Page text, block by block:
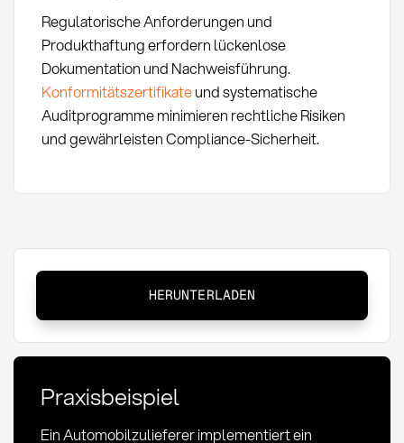
Regulatorische Anforderungen und
Produkthaftung erfordern lückenlose
Dokumentation und Nachweisführung.
Konformitätszertifikateund systematische
Auditprogramme minimieren rechtliche Risiken
und gewährleisten Compliance-Sicherheit.
Qualitätsmanagement
Einkauf:
Definition,
&
KPIs
HERUNTERLADEN
Praxisbeispiel
Ein Automobilzulieferer implementiert ein